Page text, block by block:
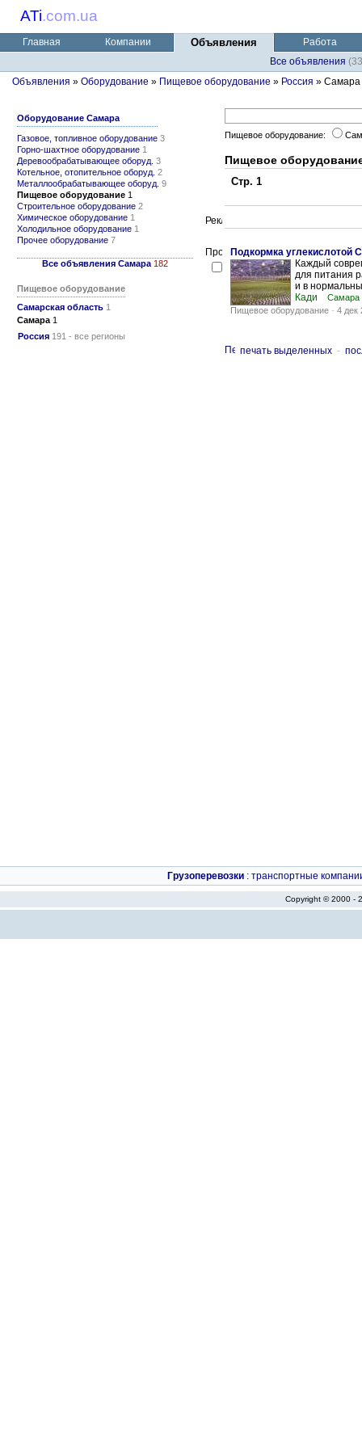
ATi.com.ua
Главная Компании Объявления
Работа
Все объявления
Объявления » Оборудование » Пищевое оборудование » Россия » Самара
Оборудование Самара
Газовое, топливное оборудование 3
Горно-шахтное оборудование 1
Деревообрабатывающее оборуд. 3
Котельное, отопительное оборуд. 2
Металлообрабатывающее оборуд. 9
Пищевое оборудование 1
Строительное оборудование 2
Химическое оборудование 1
Холодильное оборудование 1
Прочее оборудование 7
Все объявления Самара 182
Пищевое оборудование
Самарская область 1
Самара 1
Россия 191 - все регионы
Пищевое оборудование:
Пищевое
Стр. 1
Подкормка углекислотой
Каждый
для питания
и в
Кади
Самара
Пищевое оборудование - 4 дек
печать выделенных -
Грузоперевозки : транспортные
Copyright © 2000 -